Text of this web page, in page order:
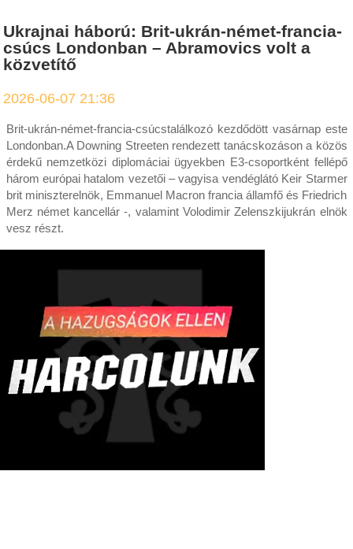
Ukrajnai háború: Brit-ukrán-német-francia-
csúcs Londonban – Abramovics volt a
közvetítő
2026-06-07 21:36
Brit-ukrán-német-francia-csúcstalálkozó kezdődött vasárnap este
Londonban.A Downing Streeten rendezett tanácskozáson a közös
érdekű nemzetközi diplomáciai ügyekben E3-csoportként fellépő
három európai hatalom vezetői – vagyisa vendéglátó Keir Starmer
brit miniszterelnök, Emmanuel Macron francia államfő és Friedrich
Merz német kancellár -, valamint Volodimir Zelenszkijukrán elnök
vesz részt.